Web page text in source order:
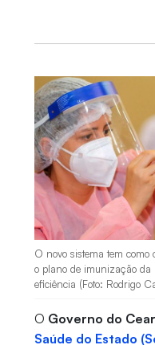
O novo sistema tem
o plano de imunização da
eficiência (Foto: Rodrigo
O Governo do
Saúde do Estado